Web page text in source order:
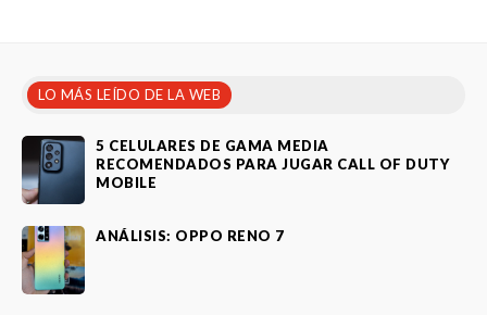
LO MÁS LEÍDO DE LA WEB
5 CELULARES DE GAMA MEDIA
RECOMENDADOS PARA JUGAR CALL OF DUTY
MOBILE
ANÁLISIS: OPPO RENO 7